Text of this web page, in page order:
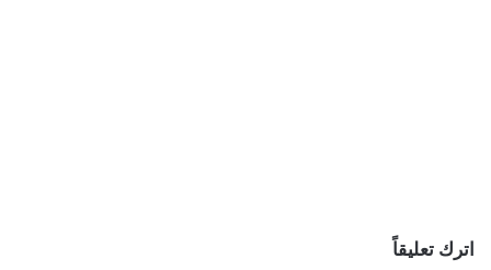
اترك تعليقاً